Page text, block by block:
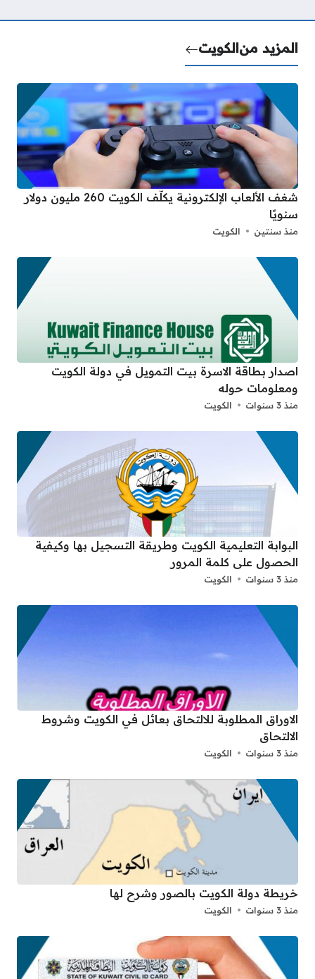
المزيد منالكويت
شغف الألعاب الإلكترونية يكلّف الكويت 260 مليون دولار
سنويًا
منذ سنتين الكويت
اصدار بطاقة الاسرة بيت التمويل في دولة الكويت
ومعلومات حوله
منذ 3 سنوات الكويت
البوابة التعليمية الكويت وطريقة التسجيل بها وكيفية
الحصول على كلمة المرور
منذ 3 سنوات الكويت
الاوراق المطلوبة للالتحاق بعائل في الكويت وشروط
الالتحاق
منذ 3 سنوات الكويت
خريطة دولة الكويت بالصور وشرح لها
منذ 3 سنوات الكويت